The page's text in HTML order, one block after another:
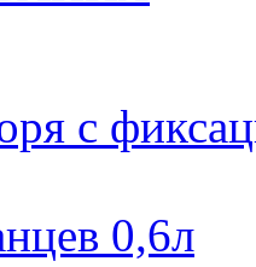
с
0,6л